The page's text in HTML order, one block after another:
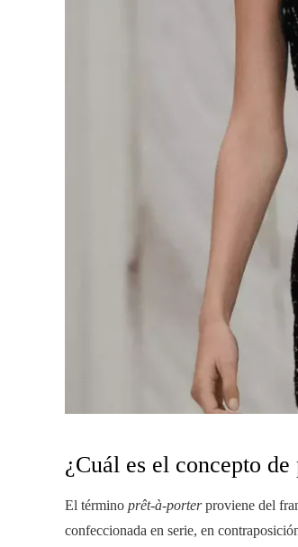
¿Cuál es el concepto
El término prêt-à-porterproviene del
confeccionada en serie, en